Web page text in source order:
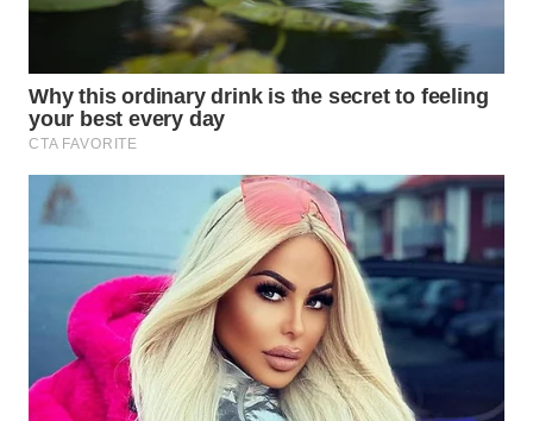
WN
TAPANULI
WN
SAMOSIR
WN
PADANG
LAWAS